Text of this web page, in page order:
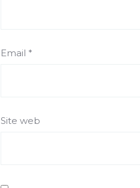
Email *
Site web